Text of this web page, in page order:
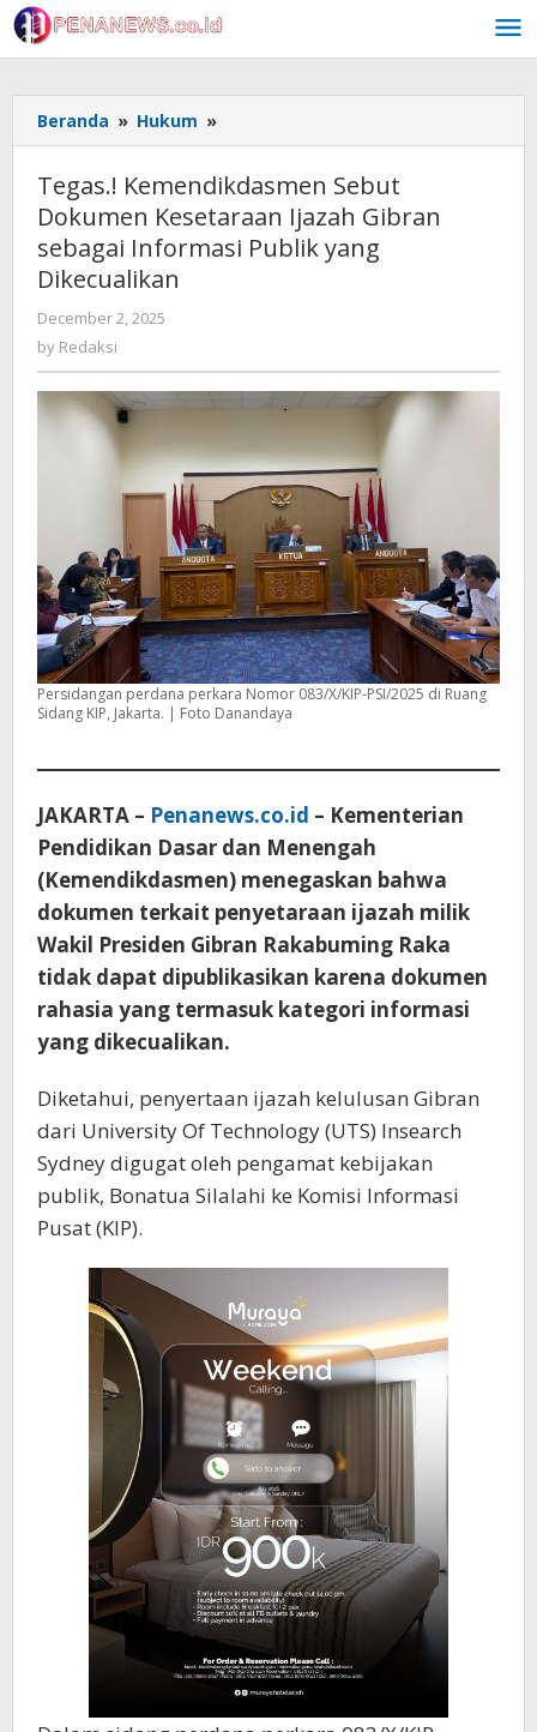
Skip
to
content
Beranda » Hukum »
Kemendikdasmen
Dokumen
Kesetaraan
Ijazah
yang
Dikecualikan
Tegas.! Kemendikdasmen Sebut
Dokumen Kesetaraan Ijazah Gibran
sebagai Informasi Publik yang
Dikecualikan
December 2, 2025
by Redaksi
Persidangan perdana perkara Nomor 083/X/KIP-PSI/2025 di Ruang
Sidang KIP, Jakarta. | Foto Danandaya
JAKARTA – Penanews.co.id – Kementerian
Pendidikan Dasar dan Menengah
(Kemendikdasmen) menegaskan bahwa
dokumen terkait penyetaraan ijazah milik
Wakil Presiden Gibran Rakabuming Raka
tidak dapat dipublikasikan karena dokumen
rahasia yang termasuk kategori informasi
yang dikecualikan.
Diketahui, penyertaan ijazah kelulusan Gibran
dari University Of Technology (UTS) Insearch
Sydney digugat oleh pengamat kebijakan
publik, Bonatua Silalahi ke Komisi Informasi
Pusat (KIP).